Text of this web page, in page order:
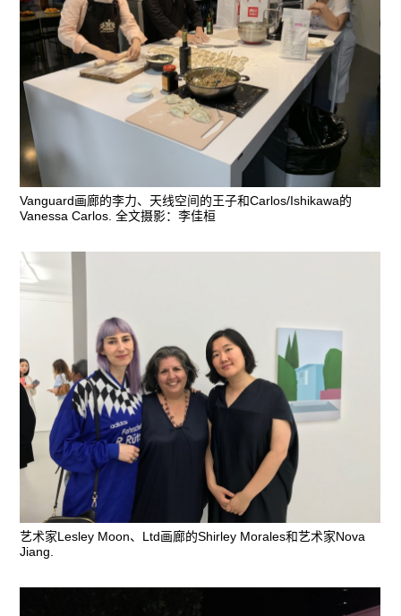
Vanguard画廊的李力、天线空间的王子和Carlos/Ishikawa的
Vanessa Carlos. 全文摄影：李佳桓
艺术家Lesley Moon、Ltd画廊的Shirley Morales和艺术家Nova
Jiang.